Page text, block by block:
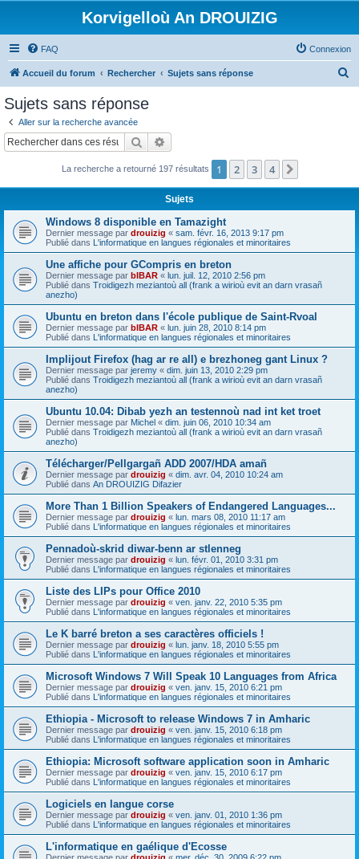
Korvigelloù An DROUIZIG
FAQ Connexion
Accueil du forum Rechercher Sujets sans réponse
c
Sujets sans réponse
Aller sur la recherche avancée
Rechercher
La recherche a retourné 197 résultats 1 2 3 4
Sujets
Windows 8 disponible en Tamazight
Dernier message par drouizig « sam. févr. 16, 2013 9:17 pm
Publié dans L'informatique en langues régionales et minoritaires
Une affiche pour GCompris en breton
Dernier message par bIBAR « lun. juil. 12, 2010 2:56 pm
Publié dans Troidigezh meziantoù all (frank a wirioù evit an darn vrasañ
anezho)
Ubuntu en breton dans l'école publique de Saint-Rvoal
Dernier message par bIBAR « lun. juin 28, 2010 8:14 pm
Publié dans L'informatique en langues régionales et minoritaires
Implijout Firefox (hag ar re all) e brezhoneg gant Linux ?
Dernier message par jeremy « dim. juin 13, 2010 2:29 pm
Publié dans Troidigezh meziantoù all (frank a wirioù evit an darn vrasañ
anezho)
Ubuntu 10.04: Dibab yezh an testennoù nad int ket troet
Dernier message par Michel « dim. juin 06, 2010 10:34 am
Publié dans Troidigezh meziantoù all (frank a wirioù evit an darn vrasañ
anezho)
Télécharger/Pellgargañ ADD 2007/HDA amañ
Dernier message par drouizig « dim. avr. 04, 2010 10:24 am
Publié dans An DROUIZIG Difazier
More Than 1 Billion Speakers of Endangered Languages...
Dernier message par drouizig « lun. mars 08, 2010 11:17 am
Publié dans L'informatique en langues régionales et minoritaires
Pennadoù-skrid diwar-benn ar stlenneg
Dernier message par drouizig « lun. févr. 01, 2010 3:31 pm
Publié dans L'informatique en langues régionales et minoritaires
Liste des LIPs pour Office 2010
Dernier message par drouizig « ven. janv. 22, 2010 5:35 pm
Publié dans L'informatique en langues régionales et minoritaires
Le K barré breton a ses caractères officiels !
Dernier message par drouizig « lun. janv. 18, 2010 5:55 pm
Publié dans L'informatique en langues régionales et minoritaires
Microsoft Windows 7 Will Speak 10 Languages from Africa
Dernier message par drouizig « ven. janv. 15, 2010 6:21 pm
Publié dans L'informatique en langues régionales et minoritaires
Ethiopia - Microsoft to release Windows 7 in Amharic
Dernier message par drouizig « ven. janv. 15, 2010 6:18 pm
Publié dans L'informatique en langues régionales et minoritaires
Ethiopia: Microsoft software application soon in Amharic
Dernier message par drouizig « ven. janv. 15, 2010 6:17 pm
Publié dans L'informatique en langues régionales et minoritaires
Logiciels en langue corse
Dernier message par drouizig « ven. janv. 01, 2010 1:36 pm
Publié dans L'informatique en langues régionales et minoritaires
L'informatique en gaélique d'Ecosse
Dernier message par drouizig « mer. déc. 30, 2009 6:22 pm